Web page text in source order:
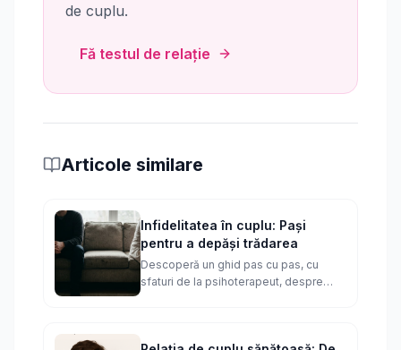
de cuplu.
Fă testul de relație
Articole similare
Infidelitatea în cuplu: Pași
pentru a depăși trădarea
Descoperă un ghid pas cu pas, cu
sfaturi de la psihoterapeut, despre